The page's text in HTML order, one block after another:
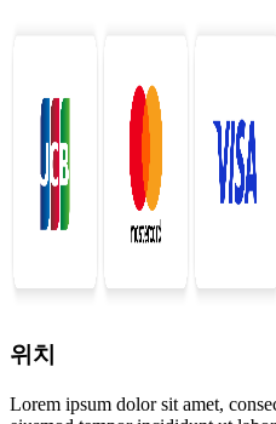
위치
Lorem ipsum dolor sit amet,